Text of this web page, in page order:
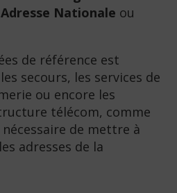
Nationale ou
de référence est
secours, les services de
ou encore les
télécom, comme
de mettre à
adresses de la